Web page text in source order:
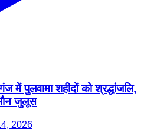
में पुलवामा शहीदों को श्रद्धांजलि,
जुलूस
2026